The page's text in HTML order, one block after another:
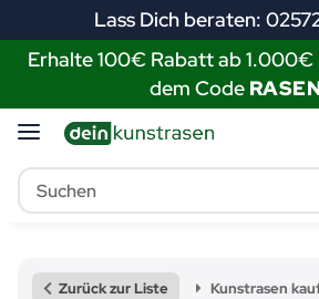
Lass Dich beraten:
Erhalte 100€ Rabatt ab
dem Code
Zurück zur Liste Kunstrasen